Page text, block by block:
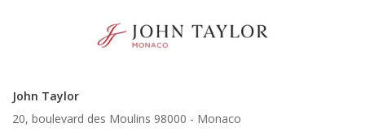
John Taylor
20, boulevard des Moulins 98000 - Monaco